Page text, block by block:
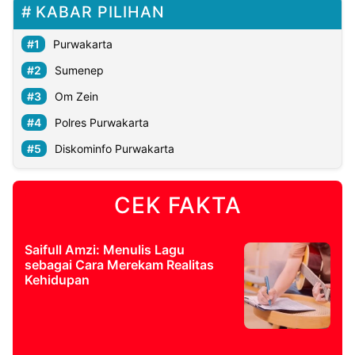
KABAR PILIHAN
Purwakarta
Sumenep
Om Zein
Polres Purwakarta
Diskominfo Purwakarta
CEK FAKTA
Saifull Amzi: Menulis Lagu
sebagai Cara Merekam Realitas
Kehidupan